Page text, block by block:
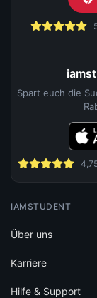
5/
Spart euch die
IAMSTUDENT
Über uns
Karriere
Hilfe & Support